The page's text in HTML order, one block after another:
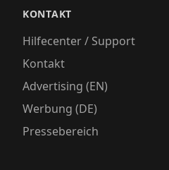
KONTAKT
Hilfecenter / Support
Kontakt
Advertising (EN)
Werbung (DE)
Pressebereich